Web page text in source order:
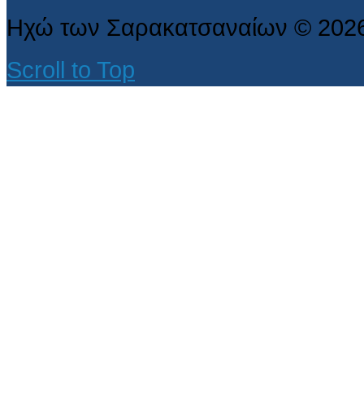
Ηχώ των Σαρακατσαναίων ©
Scroll to Top